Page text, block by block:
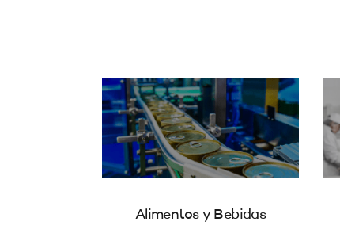
Alimentos y Bebidas